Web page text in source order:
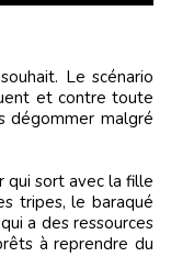
et contre toute
dégommer malgré
qui sort avec la fille
tripes, le baraqué
a des ressources
à reprendre du